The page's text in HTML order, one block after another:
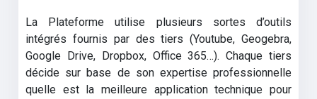
La Plateforme utilise plusieurs sortes d’outils
intégrés fournis par des tiers (Youtube, Geogebra,
Google Drive, Dropbox, Office 365…). Chaque tiers
décide sur base de son expertise professionnelle
quelle est la meilleure application technique pour